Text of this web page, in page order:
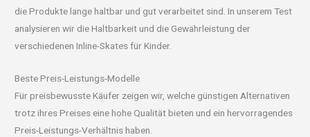
die Produkte lange haltbar und gut verarbeitet sind. In unserem Test
analysieren wir die Haltbarkeit und die Gewährleistung der
verschiedenen Inline-Skates für Kinder.
Beste Preis-Leistungs-Modelle
Für preisbewusste Käufer zeigen wir, welche günstigen Alternativen
trotz ihres Preises eine hohe Qualität bieten und ein hervorragendes
Preis-Leistungs-Verhältnis haben.